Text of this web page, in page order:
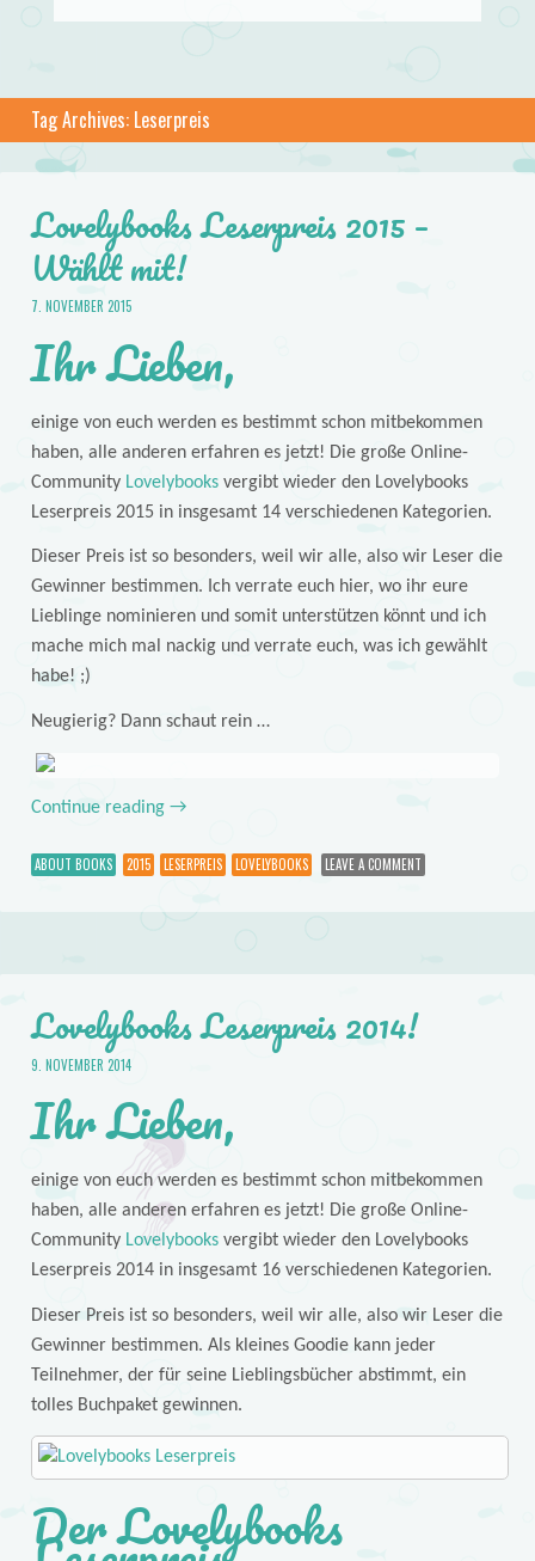
Tag Archives: Leserpreis
Lovelybooks Leserpreis 2015 –
Wählt mit!
7. NOVEMBER 2015
Ihr Lieben,
einige von euch werden es bestimmt schon mitbekommen
haben, alle anderen erfahren es jetzt! Die große Online-
Community Lovelybooksvergibt wieder den Lovelybooks
Leserpreis 2015 in insgesamt 14 verschiedenen Kategorien.
Dieser Preis ist so besonders, weil wir alle, also wir Leser die
Gewinner bestimmen. Ich verrate euch hier, wo ihr eure
Lieblinge nominieren und somit unterstützen könnt und ich
mache mich mal nackig und verrate euch, was ich gewählt
habe! ;)
Neugierig? Dann schaut rein …
Continue reading →
ABOUT BOOKS 2015 LESERPREIS LOVELYBOOKS LEAVE A COMMENT
Lovelybooks Leserpreis 2014!
9. NOVEMBER 2014
Ihr Lieben,
einige von euch werden es bestimmt schon mitbekommen
haben, alle anderen erfahren es jetzt! Die große Online-
Community Lovelybooksvergibt wieder den Lovelybooks
Leserpreis 2014 in insgesamt 16 verschiedenen Kategorien.
Dieser Preis ist so besonders, weil wir alle, also wir Leser die
Gewinner bestimmen. Als kleines Goodie kann jeder
Teilnehmer, der für seine Lieblingsbücher abstimmt, ein
tolles Buchpaket gewinnen.
Der Lovelybooks